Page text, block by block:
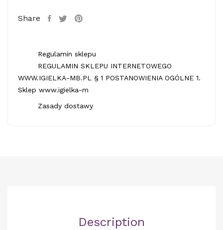
Share
Regulamin sklepu
REGULAMIN SKLEPU INTERNETOWEGO
WWW.IGIELKA-MB.PL § 1 POSTANOWIENIA OGÓLNE 1.
Sklep www.igielka-m
Zasady dostawy
Description